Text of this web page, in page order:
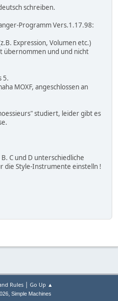
schreiben.
Programm Vers.1.17.98:
Expression, Volumen etc.)
übernommen und und nicht
5.
MOXF, angeschlossen an
studiert, leider gibt es
C und D unterschiedliche
die Style-Instrumente einstelln !
Rules| Go Up ▲
, Simple Machines